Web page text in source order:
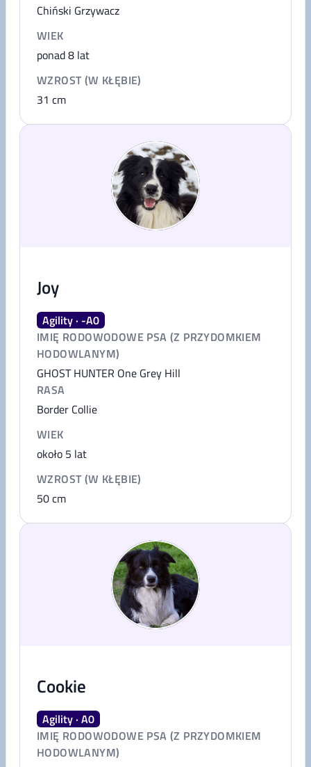
Chiński Grzywacz
WIEK
ponad 8 lat
WZROST (W KŁĘBIE)
31 cm
Joy
Agility · -A0
IMIĘ RODOWODOWE PSA (Z PRZYDOMKIEM
HODOWLANYM)
GHOST HUNTER One Grey Hill
RASA
Border Collie
WIEK
około 5 lat
WZROST (W KŁĘBIE)
50cm
Cookie
Agility · A0
IMIĘ RODOWODOWE PSA (Z PRZYDOMKIEM
HODOWLANYM)